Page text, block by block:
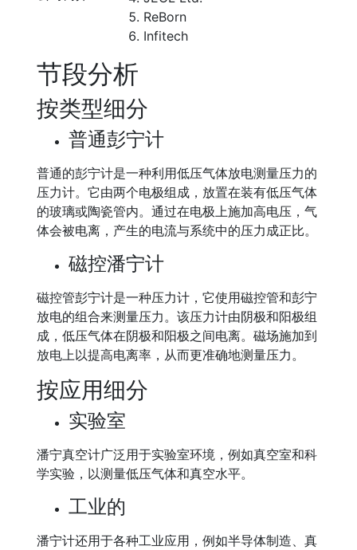
ReBorn
Infitech
节段分析
按类型细分
普通彭宁计
普通的彭宁计是一种利用低压气体放电测量压力的
压力计。它由两个电极组成，放置在装有低压气体
的玻璃或陶瓷管内。通过在电极上施加高电压，气
体会被电离，产生的电流与系统中的压力成正比。
磁控潘宁计
磁控管彭宁计是一种压力计，它使用磁控管和彭宁
放电的组合来测量压力。该压力计由阴极和阳极组
成，低压气体在阴极和阳极之间电离。磁场施加到
放电上以提高电离率，从而更准确地测量压力。
按应用细分
实验室
潘宁真空计广泛用于实验室环境，例如真空室和科
学实验，以测量低压气体和真空水平。
工业的
潘宁计还用于各种工业应用，例如半导体制造、真